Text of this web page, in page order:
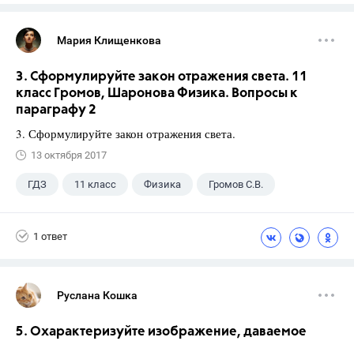
Мария Клищенкова
3. Сформулируйте закон отражения света. 11
класс Громов, Шаронова Физика. Вопросы к
параграфу 2
3. Сформулируйте закон отражения света.
13 октября 2017
ГДЗ 11 класс Физика Громов С.В.
1 ответ
Руслана Кошка
5. Охарактеризуйте изображение, даваемое